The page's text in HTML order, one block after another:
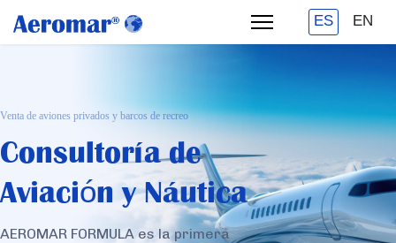
ES EN
Venta de aviones privados y barcos de recreo
Consultoría de
Aviación y Náutica
AEROMAR FORMULA es la primera